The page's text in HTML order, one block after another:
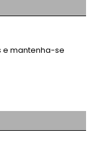
e mantenha-se